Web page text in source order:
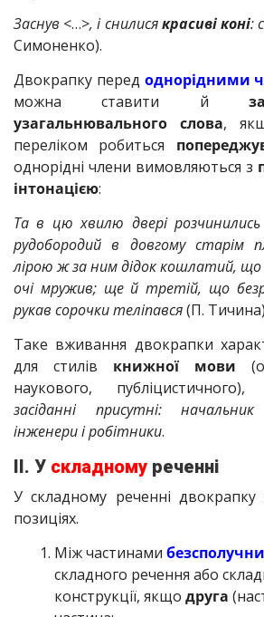
Заснув <…>, і снилисякрасиві коні:
Симоненко).
Двокрапку перед однорідними
можна ставити й
узагальнювального слова,
переліком робиться
однорідні члени вимовляються з
інтонацією:
Та в цю хвилю двері розчинились
рудобородийв довгому старім
лірою ж за ним дідок кошлатий,
очі мружив; ще й третій, що
рукав сорочки теліпався(П.
Таке вживання двокрапки
для стилів книжної мови
наукового,
засіданні присутні:
інженери і робітники.
ІІ. У складному реченні
У складному реченні
позиціях.
Між частинами
складного речення або
конструкції, якщо друга